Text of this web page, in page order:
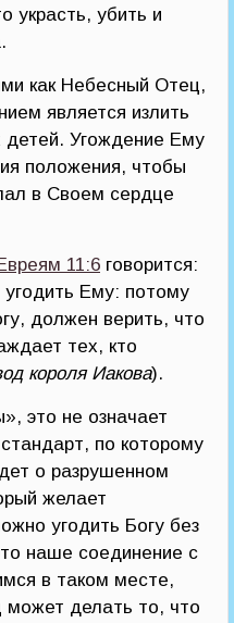
украсть, убить и
как Небесный Отец,
является излить
детей. Угождение Ему
положения, чтобы
в Своем сердце
11:6 говорится:
Ему: потому
должен верить, что
тех, кто
короля Иакова).
это не означает
по которому
о разрушенном
желает
угодить Богу без
наше соединение с
в таком месте,
делать то, что